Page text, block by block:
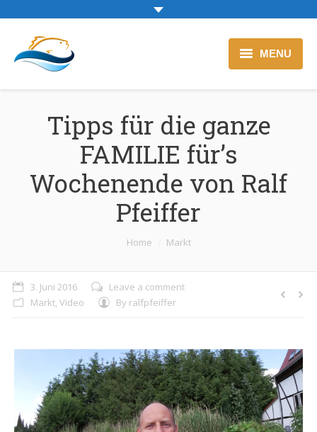
MENU
Zur Backfischtheke
Blog
Tipps für die ganze
FAMILIE für’s
Wochenende von Ralf
Pfeiffer
Home Markt
3. Juni 2016
Leave a comment
Markt, Video By ralfpfeiffer